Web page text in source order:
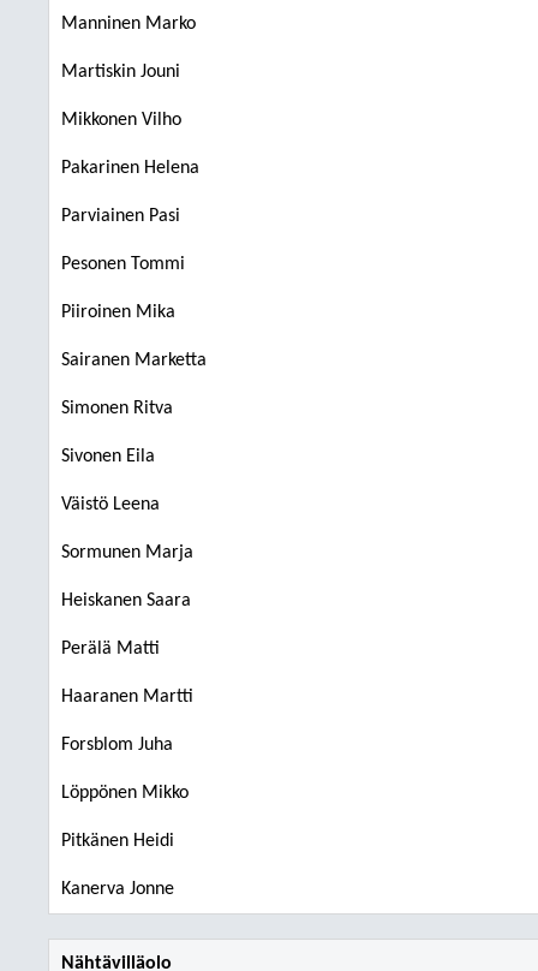
Manninen Marko
Martiskin Jouni
Mikkonen Vilho
Pakarinen Helena
Parviainen Pasi
Pesonen Tommi
Piiroinen Mika
Sairanen Marketta
Simonen Ritva
Sivonen Eila
Väistö Leena
Sormunen Marja
Heiskanen Saara
Perälä Matti
Haaranen Martti
Forsblom Juha
Löppönen Mikko
Pitkänen Heidi
Kanerva Jonne
Nähtävilläolo